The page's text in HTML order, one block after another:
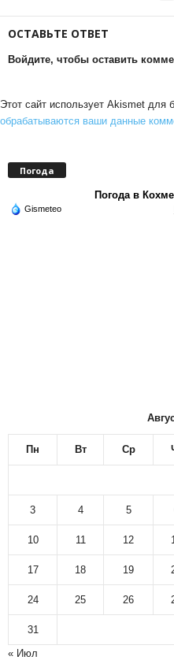
ОСТАВЬТЕ ОТВЕТ
Войдите, чтобы оставить
Этот сайт использует Akismet для
обрабатываются ваши данные
Погода
Погода в Кохме
Gismeteo
Пн Вт Ср
3 4 5
10 11 12
17 18 19
24 25 26
31
« Июл